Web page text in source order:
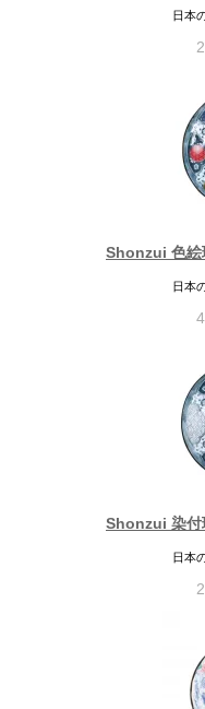
日本
Shonzui 色絵
日本
Shonzui 染付
日本